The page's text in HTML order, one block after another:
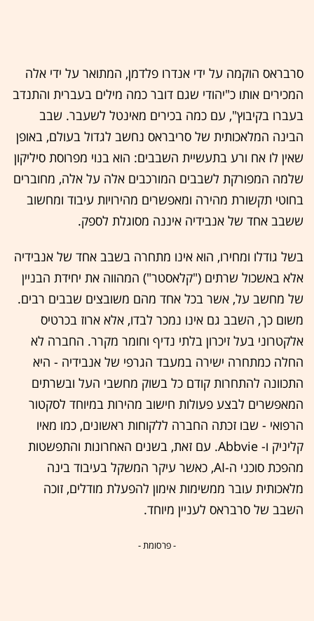
סרבראס הוקמה על ידי אנדרו פלדמן, המתואר על ידי אלה
המכירים אותו כ"יהודי שגם דובר כמה מילים בעברית והתנדב
בעברו בקיבוץ", עם כמה בכירים מאינטל לשעבר. שבב
הבינה המלאכותית של סריבראס נחשב לגדול בעולם, באופן
שאין לו אח ורע בתעשיית השבבים: הוא בנוי מפרוסת סיליקון
שלמה המפורקת לשבבים המורכבים אלה על אלה, מחוברים
בחוטי תקשורת מהירה ומאפשרים מהירויות עיבוד ומחשוב
ששבב אחד של אנבידיה איננה מסוגלת לספק.
בשל גודלו ומחירו, הוא אינו מתחרה בשבב אחד של אנבידיה
אלא באשכול שרתים ("קלאסטר") המהווה את יחידת הבניין
של מחשב על, אשר בכל אחד מהם משובצים שבבים רבים.
משום כך, השבב גם אינו נמכר לבדו, אלא ארוז בכרטיס
אלקטרוני בעל זיכרון בלתי נדיף וחומר מקרר. החברה לא
החלה כמתחרה ישירה במעבד הגרפי של אנבידיה - היא
התכוונה להתחרות קודם כל בשוק מחשבי העל ובשרתים
המאפשרים לבצע פעולות חישוב מהירות במיוחד לסקטור
הרפואי - שבו זכתה החברה ללקוחות ראשונים, כמו מאיו
קליניק ו- Abbvie. עם זאת, בשנים האחרונות והתפשטות
מהפכת סוכני ה-AI, כאשר עיקר המשקל בעיבוד בינה
מלאכותית עובר ממשימות אימון להפעלת מודלים, זוכה
השבב של סרבראס לעניין מיוחד.
- פרסומת -